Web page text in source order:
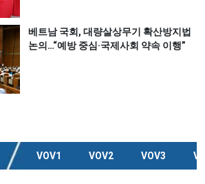
베트남 국회, 대량살상무기 확산방지법
논의…“예방 중심·국제사회 약속 이행”
VOV1 VOV2 VOV3